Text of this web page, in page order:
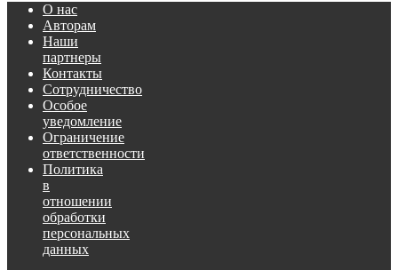
О нас
Авторам
Наши
партнеры
Контакты
Сотрудничество
Особое
уведомление
Ограничение
ответственности
Политика
в
отношении
обработки
персональных
данных